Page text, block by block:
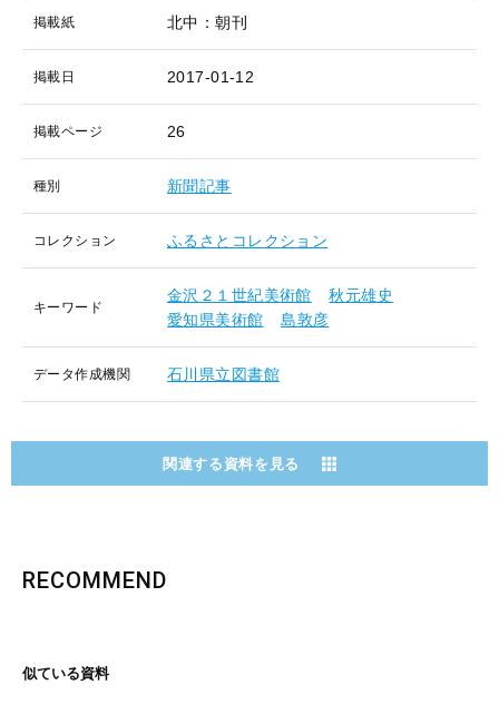
掲載紙 北中：朝刊
掲載日 2017-01-12
掲載ページ 26
種別 新聞記事
コレクション ふるさとコレクション
キーワード
金沢２１世紀美術館
秋元雄史
愛知県美術館
島敦彦
データ作成機関 石川県立図書館
関連する資料を見る
RECOMMEND
似ている資料